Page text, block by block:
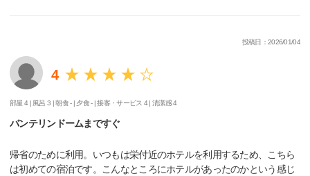
投稿日：2026/01/04
4
部屋 4 | 風呂 3 |朝食 - | 夕食 - |接客・サービス 4 |清潔感 4
バンテリンドームまですぐ
帰省のために利用。いつもは栄付近のホテルを利用するため、こちら
は初めての宿泊です。こんなところにホテルがあったのかという感じ